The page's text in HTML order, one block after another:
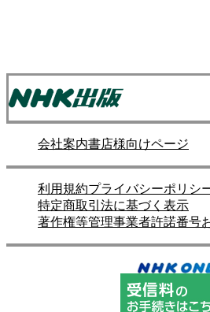
会社案内書店様向けページ
利用規約プライバシーポリシ
特定商取引法に基づく表示
著作権等管理事業者許諾番号